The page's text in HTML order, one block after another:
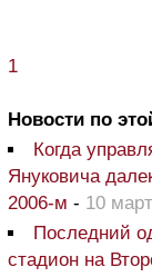
1
Новости по
Когда
Януковича
2006-м - 10
Последний
стадион на